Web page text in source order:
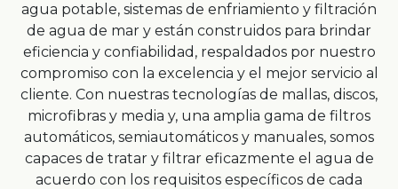
agua potable, sistemas de enfriamiento y filtración
de agua de mar y están construidos para brindar
eficiencia y confiabilidad, respaldados por nuestro
compromiso con la excelencia y el mejor servicio al
cliente. Con nuestras tecnologías de mallas, discos,
microfibras y media y, una amplia gama de filtros
automáticos, semiautomáticos y manuales, somos
capaces de tratar y filtrar eficazmente el agua de
acuerdo con los requisitos específicos de cada